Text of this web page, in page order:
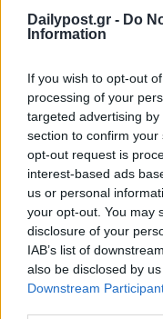
Dailypost.gr - Do
Information
If you wish to opt-out
processing of your
targeted advertising
section to confirm
opt-out request is
interest-based ads
us or personal
your opt-out. You may
disclosure of your
IAB’s list of
also be disclosed by
Downstream
Οι Τούρκοι
Επίσκεψη
09/09/2019